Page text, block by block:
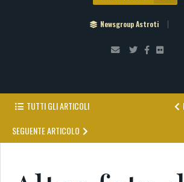
Newsgroup Astroti
TUTTI GLI ARTICOLI
SEGUENTE ARTICOLO